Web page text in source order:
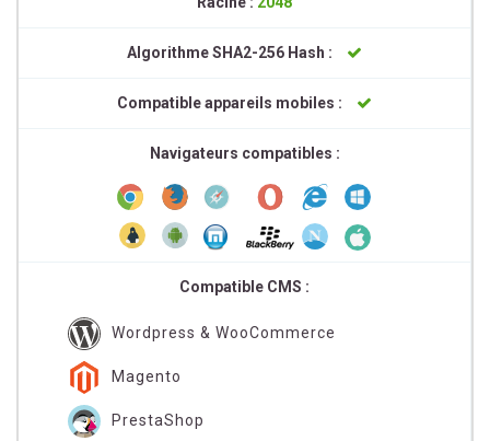
Algorithme SHA2-256 Hash :
Compatible appareils mobiles :
Navigateurs compatibles :
Compatible CMS :
Wordpress & WooCommerce
Magento
PrestaShop